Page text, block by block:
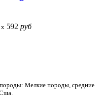
x 592 руб
Мелкие породы, средние